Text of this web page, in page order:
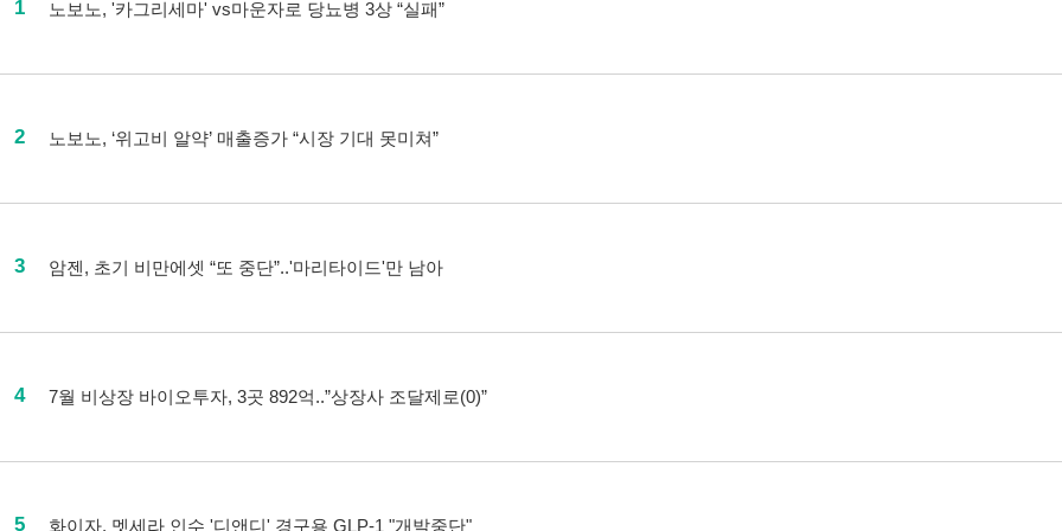
1 노보노, '카그리세마' vs마운자로 당뇨병 3상 “실패”
2 노보노, ‘위고비 알약’ 매출증가 “시장 기대 못미쳐”
3 암젠, 초기 비만에셋 “또 중단”..'마리타이드'만 남아
4 7월 비상장 바이오투자, 3곳 892억..”상장사 조달제로(0)”
5 화이자, 멧세라 인수 '디앤디' 경구용 GLP-1 "개발중단"